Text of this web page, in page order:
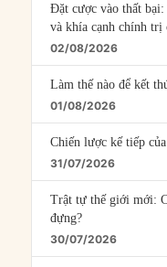
Đặt cược vào thất
và khía cạnh chính trị
02/08/2026
Làm thế nào để kết
01/08/2026
Chiến lược kế tiếp
31/07/2026
Trật tự thế giới mới:
đựng?
30/07/2026